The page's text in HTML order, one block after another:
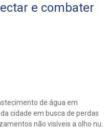
e combater
de água em
cidade em busca de perdas
não visíveis a olho nu.